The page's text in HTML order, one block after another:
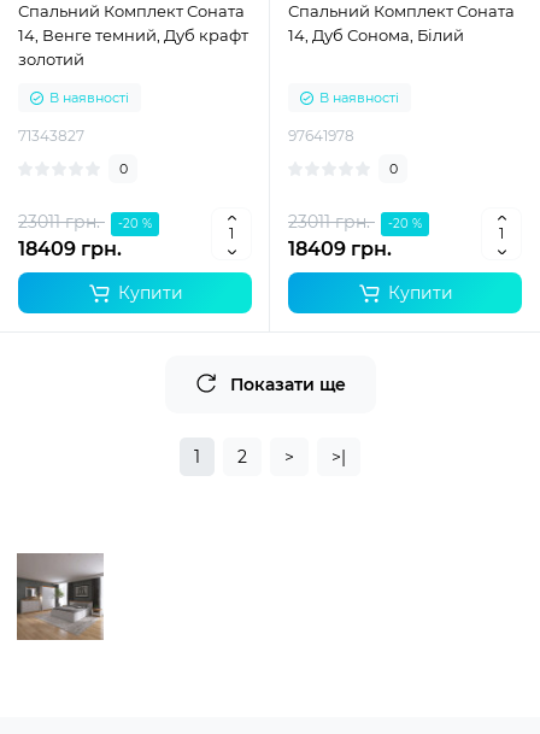
Спальний Комплект Соната
14, Венге темний, Дуб крафт
золотий
В наявності
71343827
0
23011 грн. -20 %
18409 грн.
Купити
Спальний Комплект Соната
14, Дуб Сонома, Білий
В наявності
97641978
0
23011 грн. -20 %
18409 грн.
Купити
Показати ще
1 2 > >|